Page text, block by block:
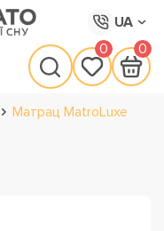
UA
0 0
Матрац MatroLuxe